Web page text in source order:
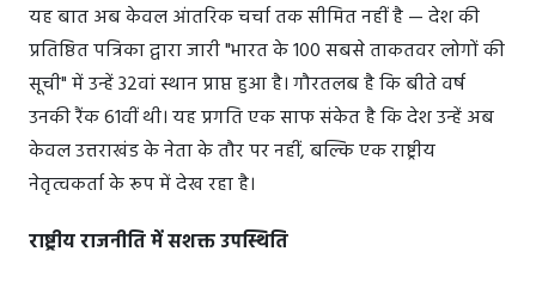
यह बात अब केवल आंतरिक चर्चा तक सीमित नहीं है — देश की
प्रतिष्ठित पत्रिका द्वारा जारी "भारत के 100 सबसे ताकतवर लोगों की
सूची" में उन्हें 32वां स्थान प्राप्त हुआ है। गौरतलब है कि बीते वर्ष
उनकी रैंक 61वीं थी। यह प्रगति एक साफ संकेत है कि देश उन्हें अब
केवल उत्तराखंड के नेता के तौर पर नहीं, बल्कि एक राष्ट्रीय
नेतृत्वकर्ता के रूप में देख रहा है।
राष्ट्रीय राजनीति में सशक्त उपस्थिति